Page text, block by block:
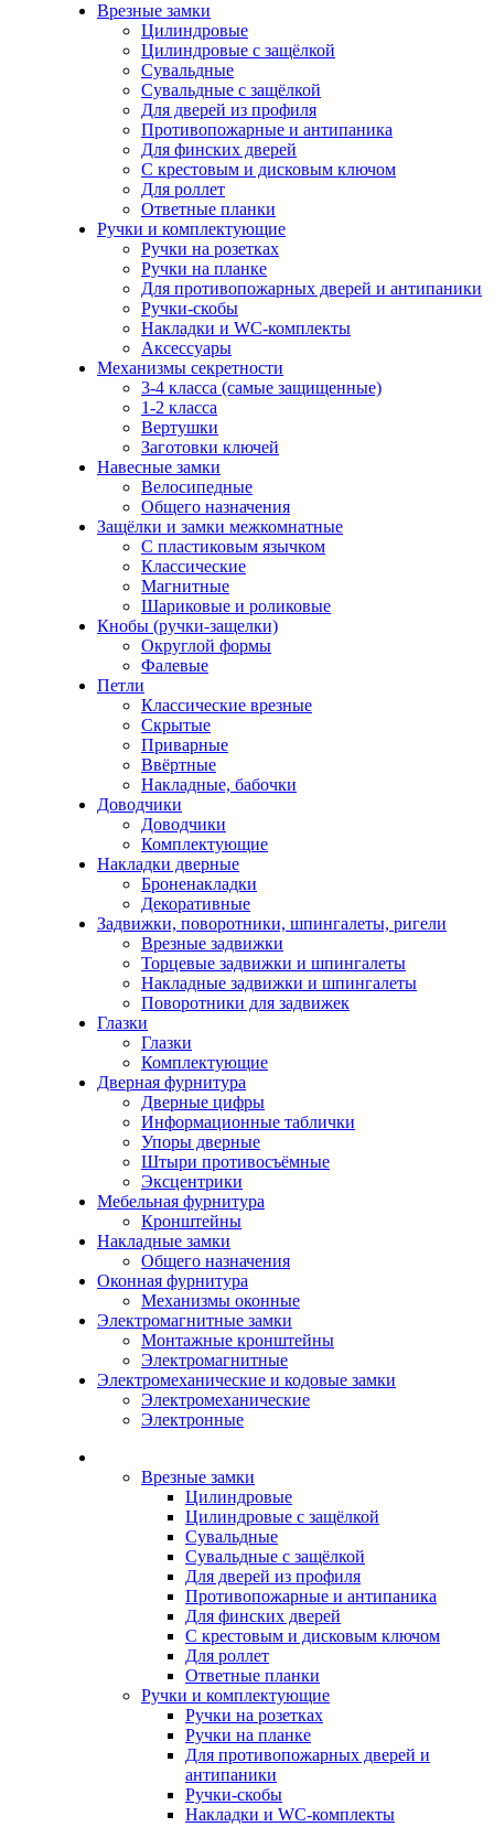
Врезные замки
Цилиндровые
Цилиндровые с защёлкой
Сувальдные
Сувальдные с защёлкой
Для дверей из профиля
Противопожарные и антипаника
Для финских дверей
С крестовым и дисковым ключом
Для роллет
Ответные планки
Ручки и комплектующие
Ручки на розетках
Ручки на планке
Для противопожарных дверей и антипаники
Ручки-скобы
Накладки и WC-комплекты
Аксессуары
Механизмы секретности
3-4 класса (самые защищенные)
1-2 класса
Вертушки
Заготовки ключей
Навесные замки
Велосипедные
Общего назначения
Защёлки и замки межкомнатные
С пластиковым язычком
Классические
Магнитные
Шариковые и роликовые
Кнобы (ручки-защелки)
Округлой формы
Фалевые
Петли
Классические врезные
Скрытые
Приварные
Ввёртные
Накладные, бабочки
Доводчики
Доводчики
Комплектующие
Накладки дверные
Броненакладки
Декоративные
Задвижки, поворотники, шпингалеты, ригели
Врезные задвижки
Торцевые задвижки и шпингалеты
Накладные задвижки и шпингалеты
Поворотники для задвижек
Глазки
Глазки
Комплектующие
Дверная фурнитура
Дверные цифры
Информационные таблички
Упоры дверные
Штыри противосъёмные
Эксцентрики
Мебельная фурнитура
Кронштейны
Накладные замки
Общего назначения
Оконная фурнитура
Механизмы оконные
Электромагнитные замки
Монтажные кронштейны
Электромагнитные
Электромеханические и кодовые замки
Электромеханические
Электронные
Врезные замки
Цилиндровые
Цилиндровые с защёлкой
Сувальдные
Сувальдные с защёлкой
Для дверей из профиля
Противопожарные и антипаника
Для финских дверей
С крестовым и дисковым ключом
Для роллет
Ответные планки
Ручки и комплектующие
Ручки на розетках
Ручки на планке
Для противопожарных дверей и
антипаники
Ручки-скобы
Накладки и WC-комплекты